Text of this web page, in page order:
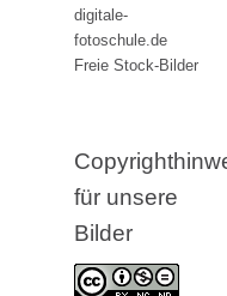
digitale-
fotoschule.de
Freie Stock-Bilder
für unsere
Bilder